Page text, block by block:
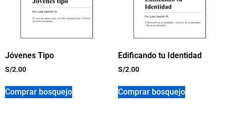
Jóvenes Tipo
S/2.00
Comprar bosquejo
Edificando tu Identidad
S/2.00
Comprar bosquejo